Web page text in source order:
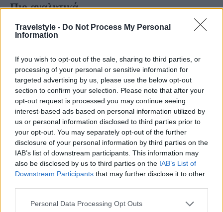
Travelstyle - Do Not Process My Personal
Information
If you wish to opt-out of the sale, sharing to third parties, or
processing of your personal or sensitive information for
targeted advertising by us, please use the below opt-out
section to confirm your selection. Please note that after your
opt-out request is processed you may continue seeing
interest-based ads based on personal information utilized by
us or personal information disclosed to third parties prior to
your opt-out. You may separately opt-out of the further
disclosure of your personal information by third parties on the
IAB’s list of downstream participants. This information may
also be disclosed by us to third parties on the IAB’s List of
Downstream Participants that may further disclose it to other
Please note that this website/app uses one or more Google
Personal Data Processing Opt Outs
Πιο αναλυτικά
Α. Κυριακή (27-02-2022)
εκδηλωθούν από τις πρώτες ώρες της Κυριακής
στο βόρειο Ιόνιο, την Ήπειρο και τη δυτική
Στερεά, και βαθμιαία στη Μακεδονία, τη Θεσσαλία,
τις Σποράδες, τα νησιά του βορείου και ανατολικού
Αιγαίου και τη Θράκη.
β) Χιονοπτώσεις κατά τόπους πυκνές θα
σημειωθούν στα ορεινά και ημιορεινά της Ηπείρου,
της Μακεδονίας, της Θεσσαλίας και από το
γ) Θυελλώδεις άνεμοι εντάσεως 8 μποφόρ θα